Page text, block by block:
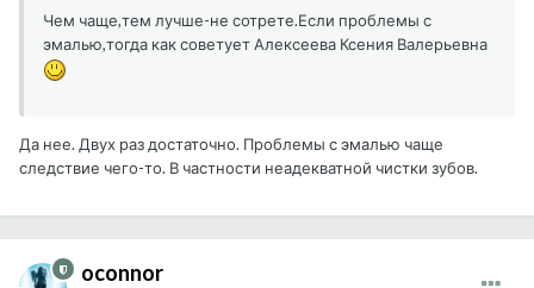
Чем чаще,тем лучше-не сотрете.Если проблемы с
эмалью,тогда как советует Алексеева Ксения Валерьевна
Да нее. Двух раз достаточно. Проблемы с эмалью чаще
следствие чего-то. В частности неадекватной чистки зубов.
oconnor